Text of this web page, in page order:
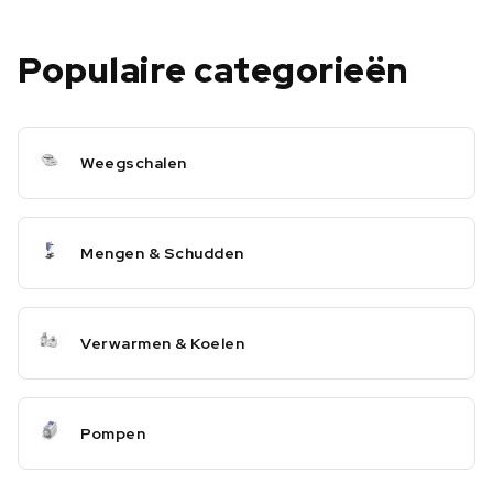
Populaire categorieën
Weegschalen
Mengen & Schudden
Verwarmen & Koelen
Pompen